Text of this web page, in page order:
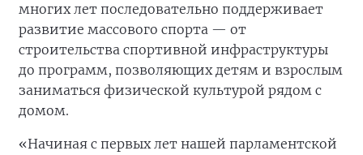
многих лет последовательно поддерживает
развитие массового спорта — от
строительства спортивной инфраструктуры
до программ, позволяющих детям и взрослым
заниматься физической культурой рядом с
домом.
«Начиная с первых лет нашей парламентской